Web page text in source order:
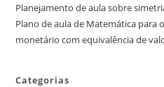
Planejamento de aula sobre
Plano de aula de Matemática para
monetário com equivalência de
Categorias